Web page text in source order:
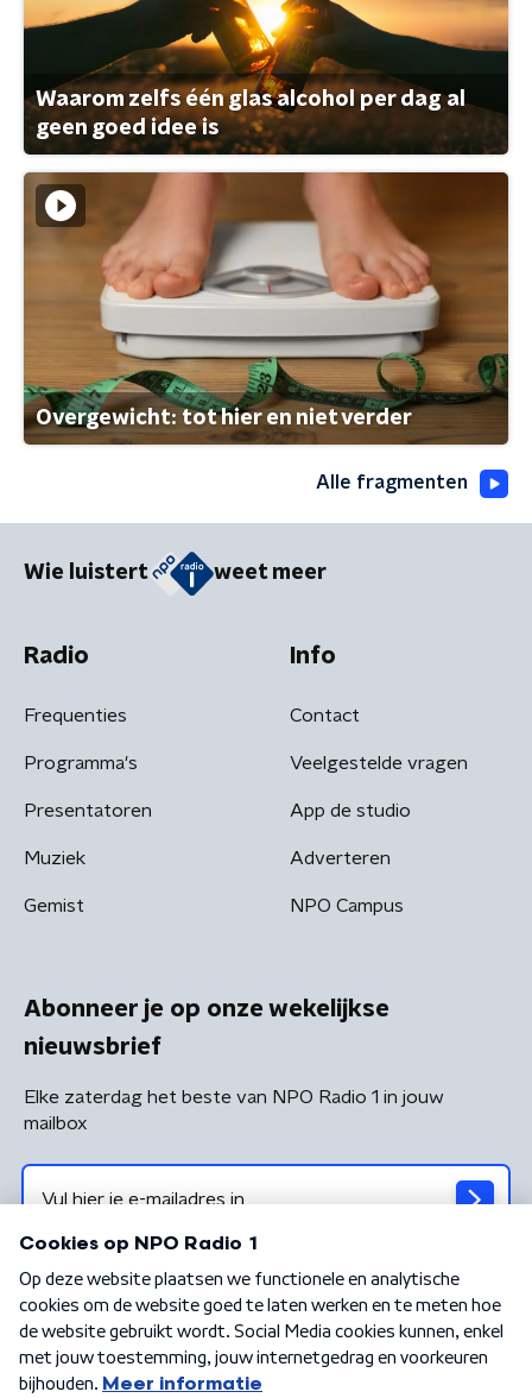
Waarom zelfs één glas alcohol per dag al
geen goed idee is
Overgewicht: tot hier en niet verder
Alle fragmenten
Wie luistert weet meer
Radio
Frequenties
Programma's
Presentatoren
Muziek
Gemist
Info
Contact
Veelgestelde vragen
App de studio
Adverteren
NPO Campus
Abonneer je op onze wekelijkse
nieuwsbrief
Elke zaterdag het beste van NPO Radio 1 in jouw
mailbox
Algemene voorwaarden